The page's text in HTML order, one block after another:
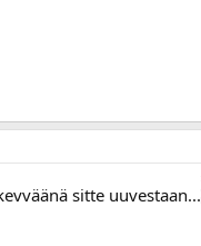
sitte uuvestaan...